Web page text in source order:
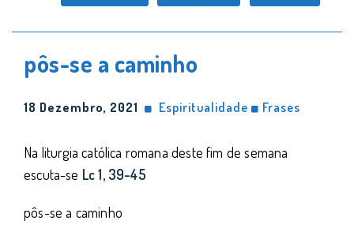
pôs-se a caminho
18 Dezembro, 2021 Espiritualidade Frases
Na liturgia católica romana deste fim de semana
escuta-se Lc 1, 39-45
pôs-se a caminho